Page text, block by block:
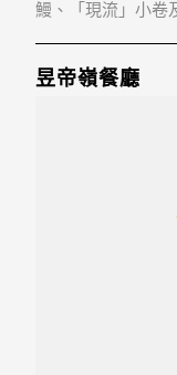
鰻、「現流」小卷
昱帝嶺餐廳